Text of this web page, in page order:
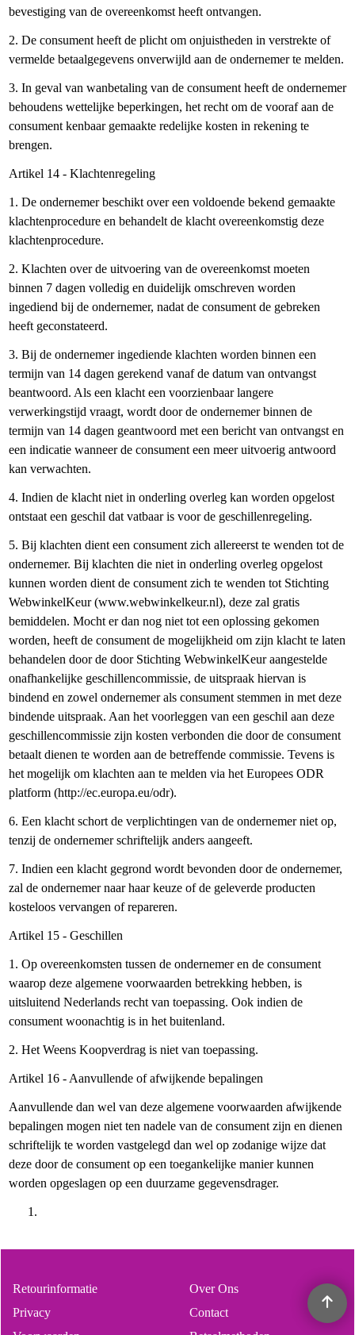
bevestiging van de overeenkomst heeft ontvangen.
2. De consument heeft de plicht om onjuistheden in verstrekte of
vermelde betaalgegevens onverwijld aan de ondernemer te melden.
3. In geval van wanbetaling van de consument heeft de ondernemer
behoudens wettelijke beperkingen, het recht om de vooraf aan de
consument kenbaar gemaakte redelijke kosten in rekening te
brengen.
Artikel 14 - Klachtenregeling
1. De ondernemer beschikt over een voldoende bekend gemaakte
klachtenprocedure en behandelt de klacht overeenkomstig deze
klachtenprocedure.
2. Klachten over de uitvoering van de overeenkomst moeten
binnen 7 dagen volledig en duidelijk omschreven worden
ingediend bij de ondernemer, nadat de consument de gebreken
heeft geconstateerd.
3. Bij de ondernemer ingediende klachten worden binnen een
termijn van 14 dagen gerekend vanaf de datum van ontvangst
beantwoord. Als een klacht een voorzienbaar langere
verwerkingstijd vraagt, wordt door de ondernemer binnen de
termijn van 14 dagen geantwoord met een bericht van ontvangst en
een indicatie wanneer de consument een meer uitvoerig antwoord
kan verwachten.
4. Indien de klacht niet in onderling overleg kan worden opgelost
ontstaat een geschil dat vatbaar is voor de geschillenregeling.
5. Bij klachten dient een consument zich allereerst te wenden tot de
ondernemer. Bij klachten die niet in onderling overleg opgelost
kunnen worden dient de consument zich te wenden tot Stichting
WebwinkelKeur (www.webwinkelkeur.nl), deze zal gratis
bemiddelen. Mocht er dan nog niet tot een oplossing gekomen
worden, heeft de consument de mogelijkheid om zijn klacht te laten
behandelen door de door Stichting WebwinkelKeur aangestelde
onafhankelijke geschillencommissie, de uitspraak hiervan is
bindend en zowel ondernemer als consument stemmen in met deze
bindende uitspraak. Aan het voorleggen van een geschil aan deze
geschillencommissie zijn kosten verbonden die door de consument
betaalt dienen te worden aan de betreffende commissie. Tevens is
het mogelijk om klachten aan te melden via het Europees ODR
platform (http://ec.europa.eu/odr).
6. Een klacht schort de verplichtingen van de ondernemer niet op,
tenzij de ondernemer schriftelijk anders aangeeft.
7. Indien een klacht gegrond wordt bevonden door de ondernemer,
zal de ondernemer naar haar keuze of de geleverde producten
kosteloos vervangen of repareren.
Artikel 15 - Geschillen
1. Op overeenkomsten tussen de ondernemer en de consument
waarop deze algemene voorwaarden betrekking hebben, is
uitsluitend Nederlands recht van toepassing. Ook indien de
consument woonachtig is in het buitenland.
2. Het Weens Koopverdrag is niet van toepassing.
Artikel 16 - Aanvullende of afwijkende bepalingen
Aanvullende dan wel van deze algemene voorwaarden afwijkende
bepalingen mogen niet ten nadele van de consument zijn en dienen
schriftelijk te worden vastgelegd dan wel op zodanige wijze dat
deze door de consument op een toegankelijke manier kunnen
worden opgeslagen op een duurzame gegevensdrager.
Over Ons
Contact
Retourinformatie
Privacy